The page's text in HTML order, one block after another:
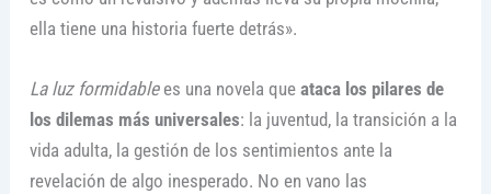
ella tiene una historia fuerte detrás».
La luz formidablees una novela que ataca los pilares de
los dilemas más universales: la juventud, la transición a la
vida adulta, la gestión de los sentimientos ante la
revelación de algo inesperado. No en vano las